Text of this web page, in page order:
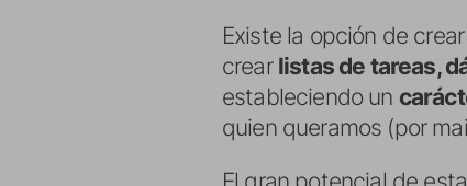
Existe la opción de
crear listas de tareas,
estableciendo un
quien queramos (por